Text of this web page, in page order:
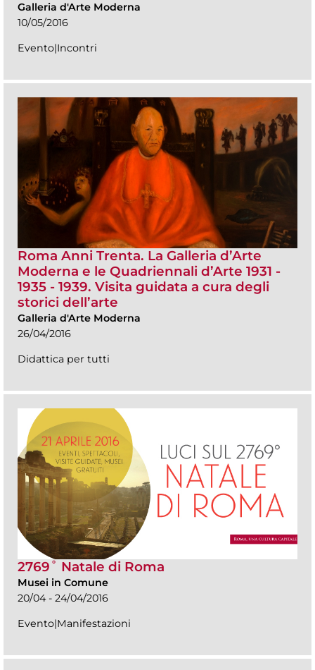
Galleria d'Arte Moderna
10/05/2016
Evento|Incontri
Roma Anni Trenta. La Galleria d’Arte
Moderna e le Quadriennali d’Arte 1931 -
1935 - 1939. Visita guidata a cura degli
storici dell’arte
Galleria d'Arte Moderna
26/04/2016
Didattica per tutti
2769˚ Natale di Roma
Musei in Comune
20/04 - 24/04/2016
Evento|Manifestazioni